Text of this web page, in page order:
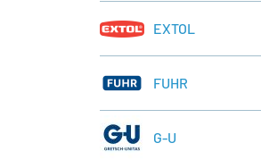
EXTOL
FUHR
G-U